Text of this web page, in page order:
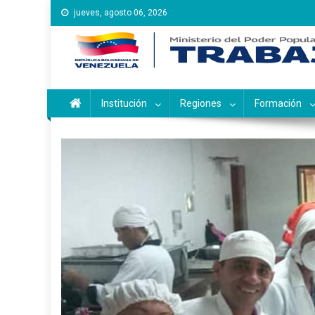
Saltar
al
contenido
jueves, agosto 06, 2026
Instituto Nacional de
Inces
Institución Regiones Formación